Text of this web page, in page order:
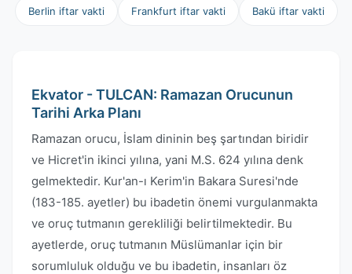
Berlin iftar vakti Frankfurt iftar vakti Bakü iftar vakti
Ekvator - TULCAN: Ramazan Orucunun
Tarihi Arka Planı
Ramazan orucu, İslam dininin beş şartından biridir
ve Hicret'in ikinci yılına, yani M.S. 624 yılına denk
gelmektedir. Kur'an-ı Kerim'in Bakara Suresi'nde
(183-185. ayetler) bu ibadetin önemi vurgulanmakta
ve oruç tutmanın gerekliliği belirtilmektedir. Bu
ayetlerde, oruç tutmanın Müslümanlar için bir
sorumluluk olduğu ve bu ibadetin, insanları öz